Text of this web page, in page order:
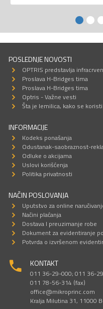
POSLEDNJE NOVOSTI
OPTRIS predstavlja
Proslava H-Bridges tima
Proslava H-Bridges tima
Optris - Važne vesti
Šta je lemilica, kako se
INFORMACIJE
Kodeks ponašanja
Odustanak-saobraznost-
Odluke o akcijama
Uslovi korišćenja
Politika privatnosti
NAČIN POSLOVANJA
Uputstvo za online
Načini plaćanja
Dostava I preuzimanje robe
Dokument za evidentiranje
Potvrda o izvršenom
KONTAKT
011 36-29-000; 011 36-
011 78-56-314 (fax)
office@mikroprinc.com
Kralja Milutina 31, 11000